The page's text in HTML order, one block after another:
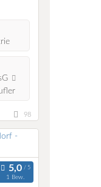
98
1 Bew.